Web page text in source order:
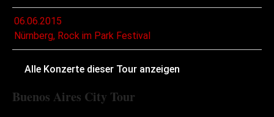
06.06.2015
Nürnberg, Rock im Park Festival
Alle Konzerte dieser Tour anzeigen
Buenos Aires City Tour